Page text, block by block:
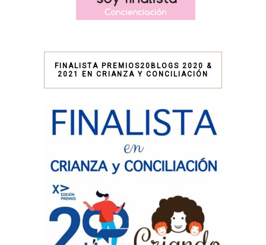
FINALISTA PREMIOS20BLOGS 2020 &
2021 EN CRIANZA Y CONCILIACIÓN